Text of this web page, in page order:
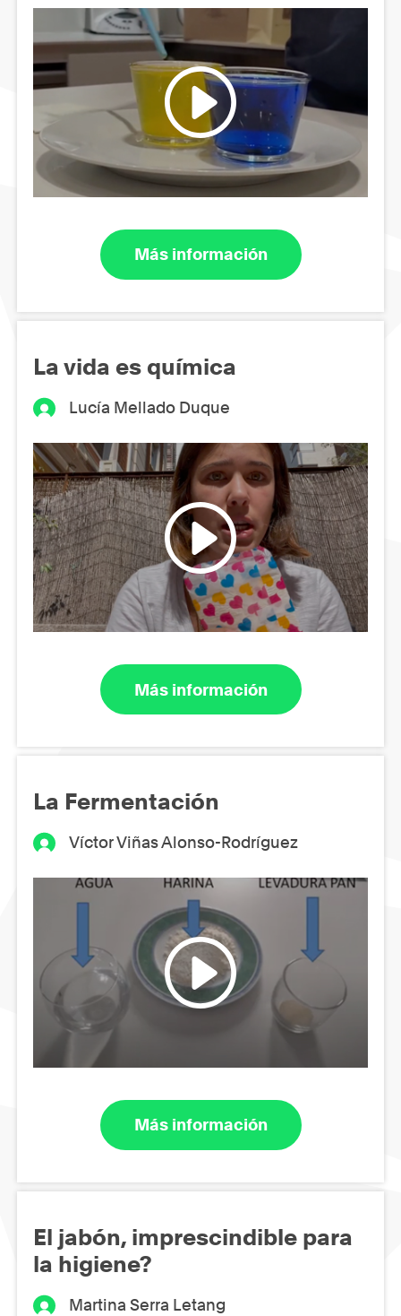
Más información
La vida es química
Lucía Mellado Duque
Más información
La Fermentación
Víctor Viñas Alonso-Rodríguez
Más información
El jabón, imprescindible para
la higiene?
Martina Serra Letang